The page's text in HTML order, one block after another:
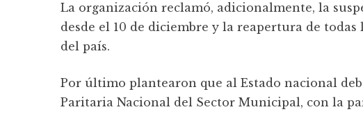
La organización reclamó, adicionalmente, la
desde el 10 de diciembre y la reapertura de
del país.
Por último plantearon que al Estado nacional
Paritaria Nacional del Sector Municipal, con la